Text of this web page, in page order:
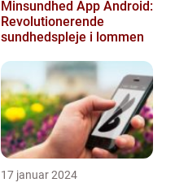
Minsundhed App Android:
Revolutionerende
sundhedspleje i lommen
17 januar 2024